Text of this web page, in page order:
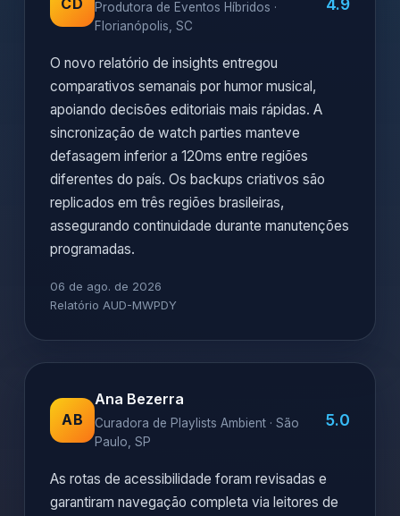
CD
Produtora de Eventos Híbridos ·
Florianópolis, SC
O novo relatório de insights entregou
comparativos semanais por humor musical,
apoiando decisões editoriais mais rápidas. A
sincronização de watch parties manteve
defasagem inferior a 120ms entre regiões
diferentes do país. Os backups criativos são
replicados em três regiões brasileiras,
assegurando continuidade durante manutenções
programadas.
06 de ago. de 2026
Relatório AUD-MWPDY
AB
Ana Bezerra
Curadora de Playlists Ambient · São
Paulo, SP
5.0
As rotas de acessibilidade foram revisadas e
garantiram navegação completa via leitores de